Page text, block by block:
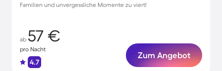
Familien und unvergessliche Momente zu viert!
ab 57 €
pro Nacht
4.7
Zum Angebot